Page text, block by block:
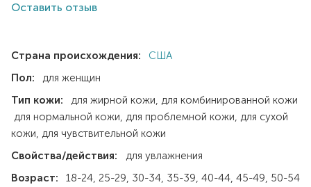
Оставить отзыв
Страна происхождения:
США
Пол:
для женщин
Тип кожи:
для жирной кожи для комбинированной кожи
для нормальной кожи для проблемной кожи
кожи для чувствительной кожи
Свойства/действия:
для увлажнения
Возраст:
18-24 25-29 30-34 35-39 40-44 45-49 50-54